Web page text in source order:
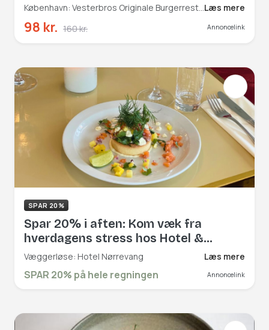
København: Vesterbros Originale BurgerrestaurantLæs mere
98 kr. 160 kr. Annoncelink
SPAR 20%
Spar 20% i aften: Kom væk fra
hverdagens stress hos Hotel &
Restaurant Nørrevang
Væggerløse: Hotel Nørrevang Læs mere
SPAR 20% på hele regningen Annoncelink